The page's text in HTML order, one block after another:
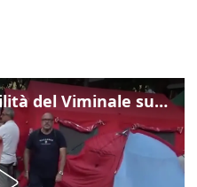
Gualtieri: "Responsabilità del Viminale su Spin Time? La posizione dei partiti è nota"